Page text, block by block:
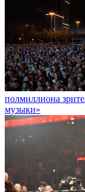
полмиллиона
музыки»